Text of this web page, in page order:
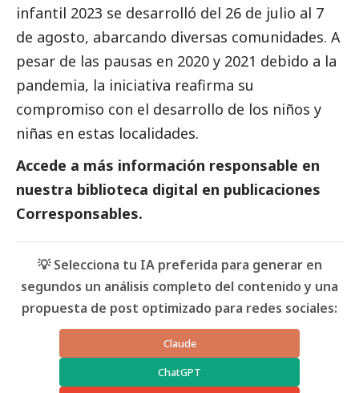
infantil 2023 se desarrolló del 26 de julio al 7
de agosto, abarcando diversas comunidades. A
pesar de las pausas en 2020 y 2021 debido a la
pandemia, la iniciativa reafirma su
compromiso con el desarrollo de los niños y
niñas en estas localidades.
Accede a más información responsable en
nuestra biblioteca digital en publicaciones
Corresponsables.
💡 Selecciona tu IA preferida para generar en
segundos un análisis completo del contenido y una
propuesta de post optimizado para redes sociales:
Claude
ChatGPT